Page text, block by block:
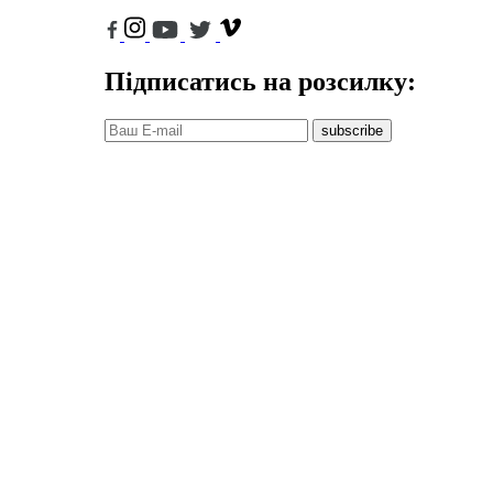
Підписатись на розсилку:
subscribe